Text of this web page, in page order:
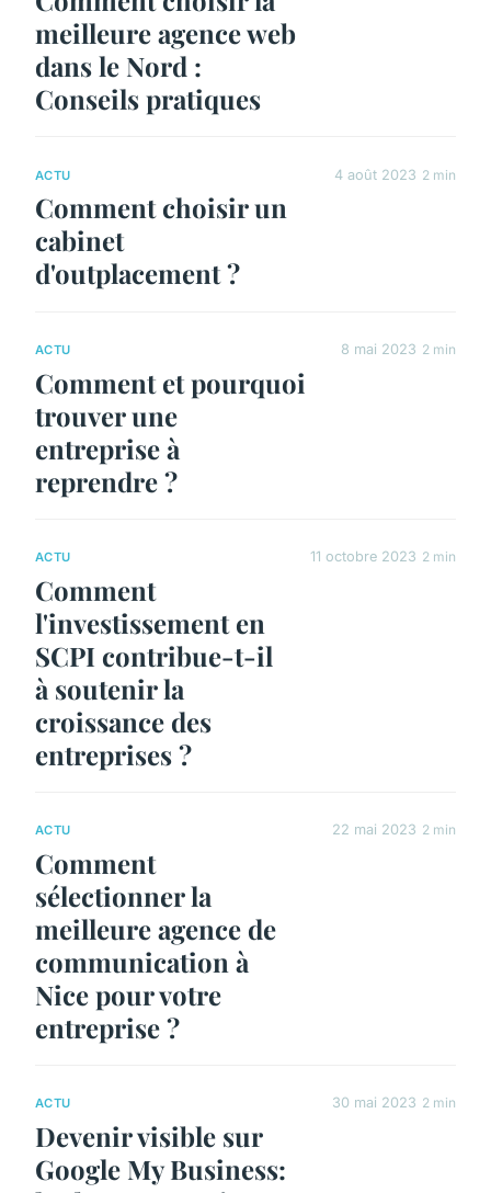
meilleure agence web
dans le Nord :
Conseils pratiques
ACTU
Comment choisir un
cabinet
d'outplacement ?
4 août 2023 2 min
ACTU
Comment et pourquoi
trouver une
entreprise à
reprendre ?
8 mai 2023 2 min
ACTU
Comment
l'investissement en
SCPI contribue-t-il
à soutenir la
croissance des
entreprises ?
11 octobre 2023 2 min
ACTU
Comment
sélectionner la
meilleure agence de
communication à
Nice pour votre
entreprise ?
22 mai 2023 2 min
ACTU
Devenir visible sur
Google My Business:
30 mai 2023 2 min